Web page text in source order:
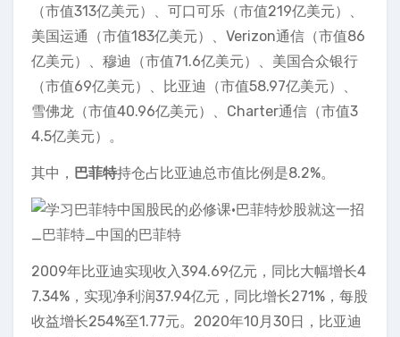
（市值313亿美元）、可口可乐（市值219亿美元）、
美国运通（市值183亿美元）、Verizon通信（市值86
亿美元）、穆迪（市值71.6亿美元）、美国合众银行
（市值69亿美元）、比亚迪（市值58.97亿美元）、
雪佛龙（市值40.96亿美元）、Charter通信（市值3
4.5亿美元）。
其中， 巴菲特持仓占比亚迪总市值比例是8.2%。
2009年比亚迪实现收入394.69亿元，同比大幅增长4
7.34%，实现净利润37.94亿元，同比增长271%，每股
收益增长254%至1.77元。2020年10月30日，比亚迪